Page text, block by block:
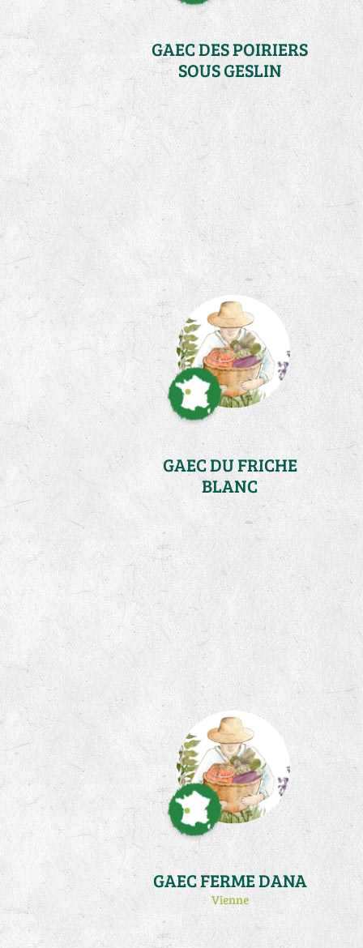
GAEC DES POIRIERS
SOUS GESLIN
Ille-et-Vilaine
GAEC DU FRICHE
BLANC
Loire Atlantique
GAEC FERME DANA
Vienne